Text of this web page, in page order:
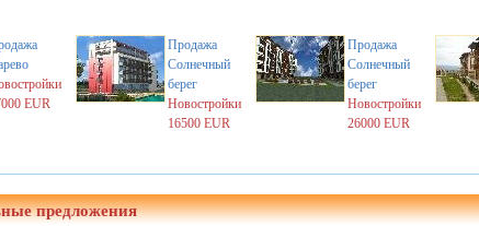
EUR
Продажа
Солнечный
берег
Новостройки
16500 EUR
Продажа
Солнечный
берег
Новостройки
26000 EUR
предложения